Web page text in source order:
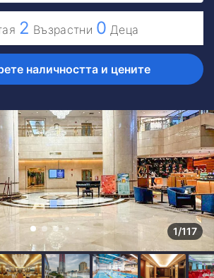
2 Възрастни 0 Деца
наличността и цените
1/117